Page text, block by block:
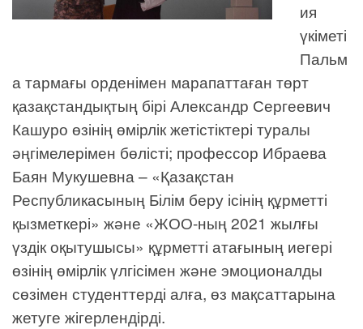
ия
үкіметі
Пальм
а тармағы орденімен марапаттаған төрт
қазақстандықтың бірі Александр Сергеевич
Кашуро өзінің өмірлік жетістіктері туралы
әңгімелерімен бөлісті; профессор Ибраева
Баян Мукушевна – «Қазақстан
Республикасының Білім беру ісінің құрметті
қызметкері» және «ЖОО-ның 2021 жылғы
үздік оқытушысы» құрметті атағының иегері
өзінің өмірлік үлгісімен және эмоционалды
сөзімен студенттерді алға, өз мақсаттарына
жетуге жігерлендірді.